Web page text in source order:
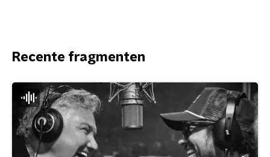
Recente fragmenten